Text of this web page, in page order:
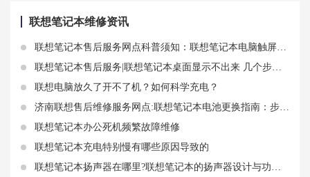
联想笔记本维修资讯
联想笔记本售后服务网点科普须知：联想笔记本电脑触屏关闭情况
联想笔记本售后服务|联想笔记本桌面显示不出来 几个步骤可排查故障问题
联想电脑放久了开不了机？如何科学充电？
济南联想售后维修服务网点:联想笔记本电池更换指南：步骤、注意事项和常见问题
联想笔记本办公死机频繁故障维修
联想笔记本充电特别慢有哪些原因导致的
联想笔记本扬声器在哪里?联想笔记本的扬声器设计与功能介绍